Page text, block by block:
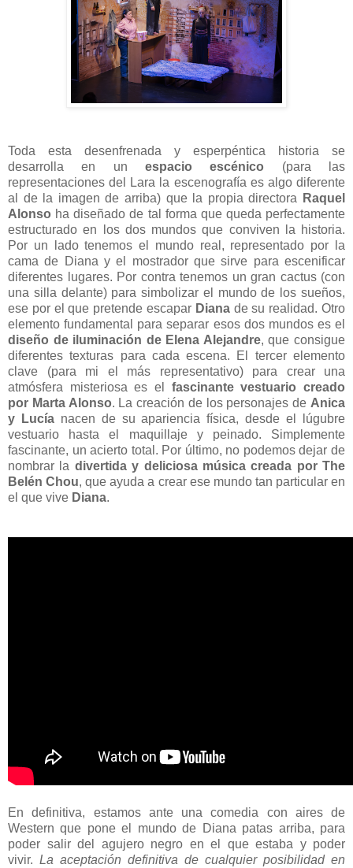
Toda esta desenfrenada y esperpéntica historia se
desarrolla en un espacio escénico (para las
representaciones del Lara la escenografía es algo diferente
al de la imagen de arriba) que la propia directora Raquel
Alonso ha diseñado de tal forma que queda perfectamente
estructurado en los dos mundos que conviven la historia.
Por un lado tenemos el mundo real, representado por la
cama de Diana y el mostrador que sirve para escenificar
diferentes lugares. Por contra tenemos un gran cactus (con
una silla delante) para simbolizar el mundo de los sueños,
ese por el que pretende escapar Dianade su realidad. Otro
elemento fundamental para separar esos dos mundos es el
diseño de iluminación de Elena Alejandre, que consigue
diferentes texturas para cada escena. El tercer elemento
clave (para mi el más representativo) para crear una
atmósfera misteriosa es el fascinante vestuario creado
por Marta Alonso. La creación de los personajes deAnica
y Lucíanacen de su apariencia física, desde el lúgubre
vestuario hasta el maquillaje y peinado. Simplemente
fascinante, un acierto total. Por último, no podemos dejar de
nombrar la divertida y deliciosa música creada por The
Belén Chou, que ayuda a crear ese mundo tan particular en
el que vive Diana.
En definitiva, estamos ante una comedia con aires de
Western que pone el mundo de Diana patas arriba, para
poder salir del agujero negro en el que estaba y poder
vivir. La aceptación definitiva de cualquier posibilidad en